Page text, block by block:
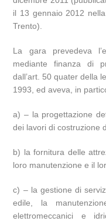
il 13 gennaio 2012
Trento).
La gara prevedeva
mediante finanza di
dall’art. 50 quater della
1993, ed aveva, in
a) – la progettazione
dei lavori di costruzione
b) la fornitura delle
loro manutenzione e il
c) – la gestione di
edile, la
elettromeccanici e